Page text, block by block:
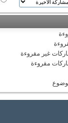
غير مقروءة
مقروءة